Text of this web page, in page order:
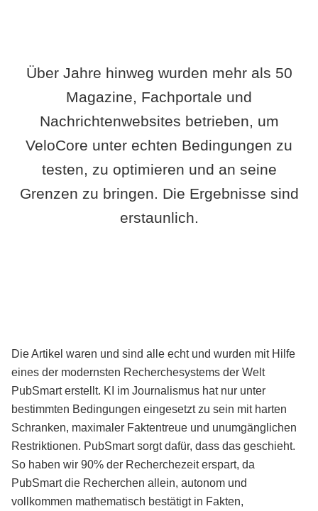
Über Jahre hinweg wurden mehr als 50
Magazine, Fachportale und
Nachrichtenwebsites betrieben, um
VeloCore unter echten Bedingungen zu
testen, zu optimieren und an seine
Grenzen zu bringen. Die Ergebnisse sind
erstaunlich.
Die Artikel waren und sind alle echt und wurden mit Hilfe
eines der modernsten Recherchesystems der Welt
PubSmart erstellt. KI im Journalismus hat nur unter
bestimmten Bedingungen eingesetzt zu sein mit harten
Schranken, maximaler Faktentreue und unumgänglichen
Restriktionen. PubSmart sorgt dafür, dass das geschieht.
So haben wir 90% der Recherchezeit erspart, da
PubSmart die Recherchen allein, autonom und
vollkommen mathematisch bestätigt in Fakten,